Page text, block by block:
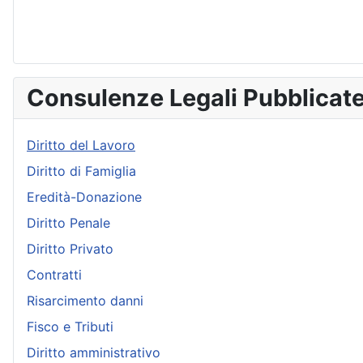
Consulenze Legali
Diritto del Lavoro
Diritto di Famiglia
Eredità-Donazione
Diritto Penale
Diritto Privato
Contratti
Risarcimento danni
Fisco e Tributi
Diritto amministrativo